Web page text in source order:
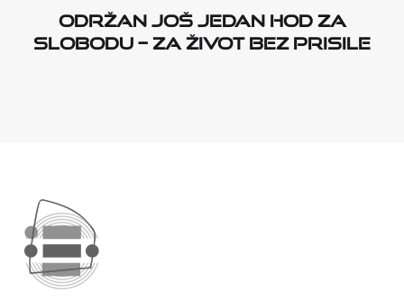
Održan još jedan Hod za
slobodu – Za život bez prisile